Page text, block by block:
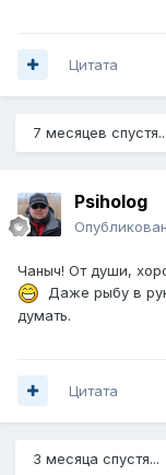
Цитата
7 месяцев спустя...
Psiholog
Чаныч! От души,
Даже рыбу в
думать.
Цитата
3 месяца спустя...